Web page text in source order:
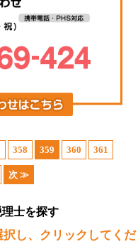
358 359 360 361
次 ≫
士を探す
し、クリックしてくだ